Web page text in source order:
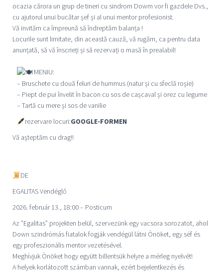
ocazia cărora un grup de tineri cu sindrom Dowm vor fi gazdele Dvs.,
cu ajutorul unui bucătar șef și al unui mentor profesionist.
Vă invităm ca împreună să îndreptăm balanța !
Locurile sunt limitate, din această cauză, vă rugăm, ca pentru data
anunțată, să vă înscrieți și să rezervați o masă în prealabil!
MENIU:
– Bruschete cu două feluri de hummus (natur și cu sfeclă roșie)
– Piept de pui învelit în bacon cu sos de cașcaval și orez cu legume
– Tartă cu mere și sos de vanilie
rezervare locuri:GOOGLE-FORMEN
Vă așteptăm cu drag!!
DE
EGALITASVendéglő
2026. február 13., 18:00 – Posticum
Az ”Egalitas” projekten belül, szervezünk egy vacsora sorozatot, ahol
Down szindrómás fiatalok fogják vendégül látni Önöket, egy séf és
egy profeszionális mentor vezetésével.
Meghívjuk Önöket hogy együtt billentsük helyre a mérleg nyelvét!
A helyek korlátozott számban vannak, ezért bejelentkezés és